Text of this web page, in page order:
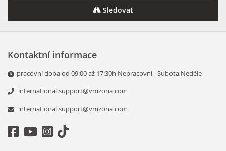
Sledovat
Kontaktní informace
pracovní doba od 09:00 až 17:30h Nepracovní - Subota,Neděle
international.support@vmzona.com
international.support@vmzona.com